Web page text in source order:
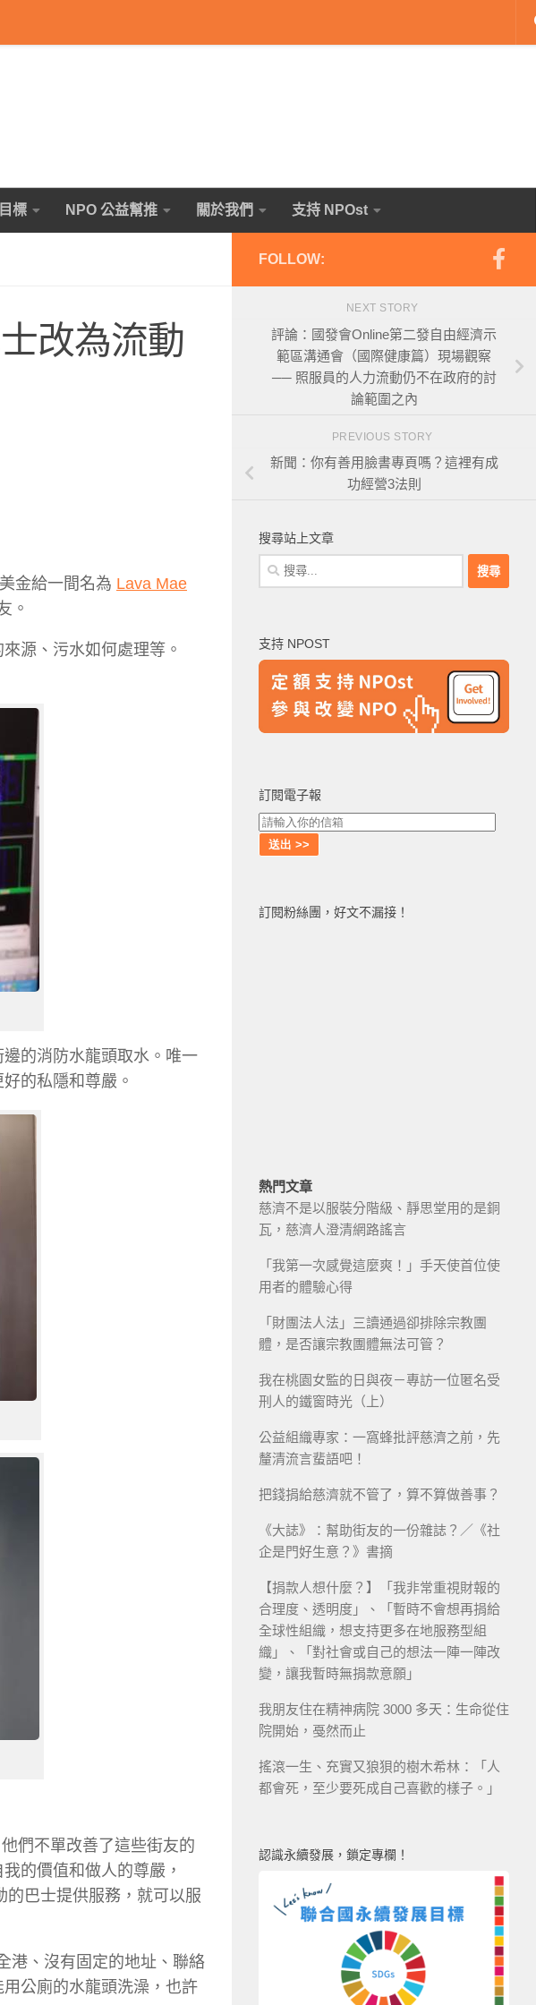
標 NPO 公益幫推 關於我們 支持 NPOst
改為流動
金給一間名為 Lava Mae
。
源、污水如何處理等。
的消防水龍頭取水。唯一
的私隱和尊嚴。
們不單改善了這些街友的
的價值和做人的尊嚴，
的巴士提供服務，就可以服
港、沒有固定的地址、聯絡
公廁的水龍頭洗澡，也許
FOLLOW:
NEXT STORY
評論：國發會Online第二發自由經濟示
範區溝通會（國際健康篇）現場觀察
── 照服員的人力流動仍不在政府的討
論範圍之內
PREVIOUS STORY
新聞：你有善用臉書專頁嗎？這裡有成
功經營3法則
搜尋站上文章
搜
尋
字:
支持 NPOST
訂閱電子報
訂閱粉絲團，好文不漏接！
熱門文章
慈濟不是以服裝分階級、靜思堂用的是銅
瓦，慈濟人澄清網路謠言
「我第一次感覺這麼爽！」手天使首位使
用者的體驗心得
「財團法人法」三讀通過卻排除宗教團
體，是否讓宗教團體無法可管？
我在桃園女監的日與夜－專訪一位匿名受
刑人的鐵窗時光（上）
公益組織專家：一窩蜂批評慈濟之前，先
釐清流言蜚語吧！
把錢捐給慈濟就不管了，算不算做善事？
《大誌》：幫助街友的一份雜誌？／《社
企是門好生意？》書摘
【捐款人想什麼？】「我非常重視財報的
合理度、透明度」、「暫時不會想再捐給
全球性組織，想支持更多在地服務型組
織」、「對社會或自己的想法一陣一陣改
變，讓我暫時無捐款意願」
我朋友住在精神病院 3000 多天：生命從住
院開始，戞然而止
搖滾一生、充實又狼狽的樹木希林：「人
都會死，至少要死成自己喜歡的樣子。」
認識永續發展，鎖定專欄！